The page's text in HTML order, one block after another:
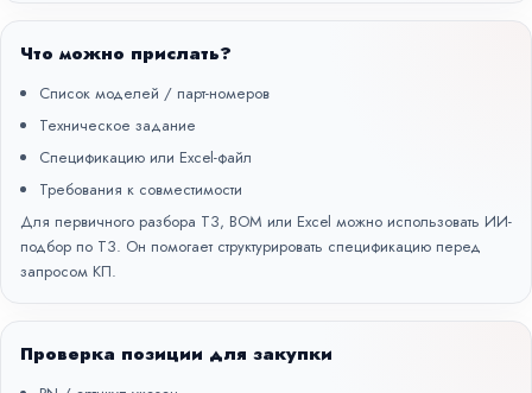
Что можно прислать?
Список моделей / парт-номеров
Техническое задание
Спецификацию или Excel-файл
Требования к совместимости
Для первичного разбора ТЗ, BOM или Excel можно использовать ИИ-
подбор по ТЗ. Он помогает структурировать спецификацию перед
запросом КП.
Проверка позиции для закупки